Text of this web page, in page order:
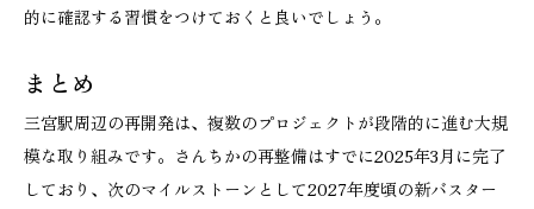
的に確認する習慣をつけておくと良いでしょう。
まとめ
三宮駅周辺の再開発は、複数のプロジェクトが段階的に進む大規
模な取り組みです。さんちかの再整備はすでに2025年3月に完了
しており、次のマイルストーンとして2027年度頃の新バスター